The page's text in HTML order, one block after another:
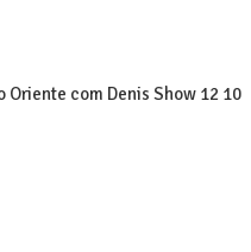
Oriente com Denis Show 12 10